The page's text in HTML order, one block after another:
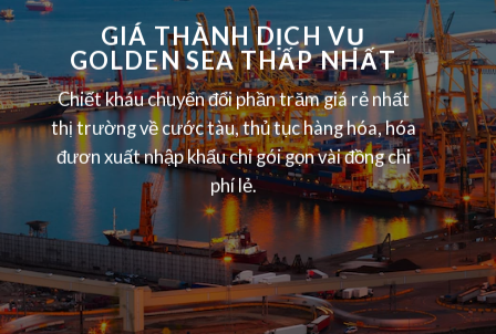
GIÁ THÀNH DỊCH VỤ
GOLDEN SEA THẤP NHẤT
Chiết kháu chuyển đổi phần trăm giá rẻ nhất
thị trường về cước tàu, thủ tục hàng hóa, hóa
đươn xuất nhập khẩu chỉ gói gọn vài đồng chi
phí lẻ.